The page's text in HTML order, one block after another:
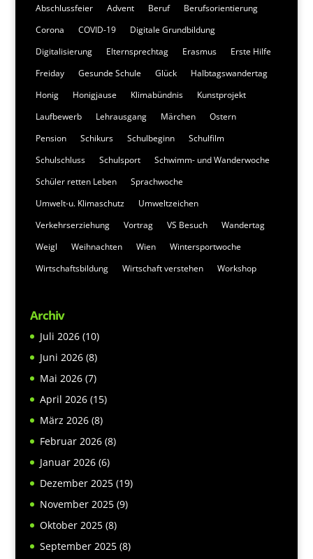
Abschlussfeier Advent Beruf
Berufsorientierung
Corona
COVID-19
Digitale Grundbildung
Digitalisierung
Elternsprechtag Erasmus
Erste Hilfe
Freiday
Gesunde Schule Glück
Halbtagswandertag
Honig
Honigjause Klimabündnis
Kunstprojekt
Laufbewerb
Lehrausgang Märchen
Ostern
Pension
Schikurs Schulbeginn
Schulfilm
Schulschluss
Schulsport
Schwimm- und Wanderwoche
Schüler retten Leben
Sprachwoche
Umwelt-u. Klimaschutz
Umweltzeichen
Verkehrserziehung
Vortrag VS Besuch
Wandertag
Weigl
Weihnachten Wien
Wintersportwoche
Wirtschaftsbildung
Wirtschaft verstehen Workshop
Archiv
Juli 2026(10)
Juni 2026(8)
Mai 2026(7)
April 2026(15)
März 2026(8)
Februar 2026(8)
Januar 2026(6)
Dezember 2025(19)
November 2025(9)
Oktober 2025(8)
September 2025(8)